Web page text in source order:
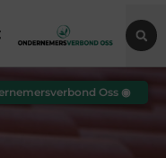
Oss ◉